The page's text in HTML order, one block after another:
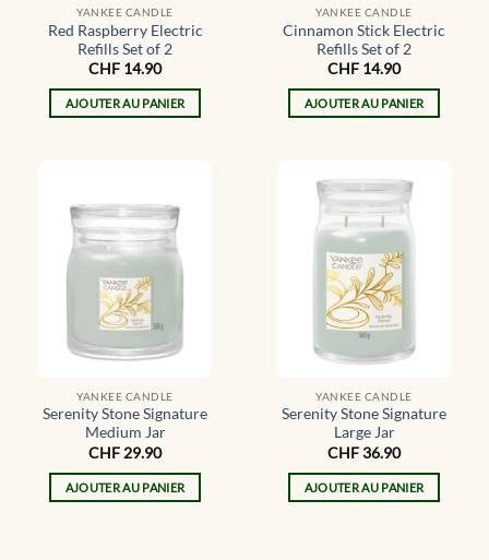
YANKEE CANDLE
Red Raspberry Electric
Refills Set of 2
CHF 14.90
AJOUTER AU PANIER
YANKEE CANDLE
Cinnamon Stick Electric
Refills Set of 2
CHF 14.90
AJOUTER AU PANIER
YANKEE CANDLE
Serenity Stone Signature
Medium Jar
CHF 29.90
AJOUTER AU PANIER
YANKEE CANDLE
Serenity Stone Signature
Large Jar
CHF36.90
AJOUTER AU PANIER